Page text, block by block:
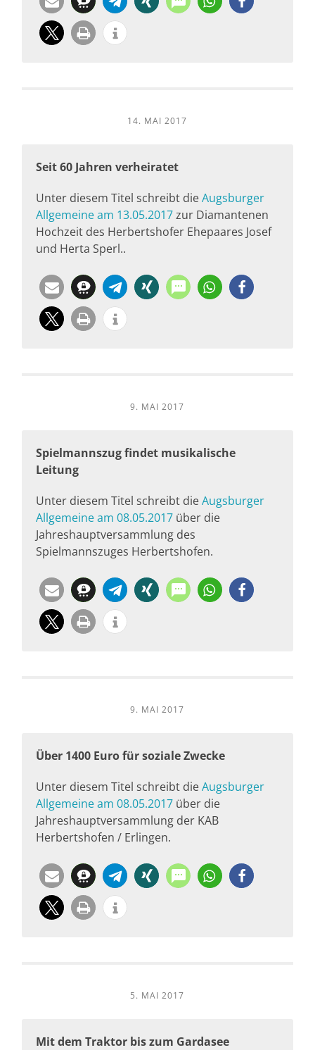
14. MAI 2017
Seit 60 Jahren verheiratet
Unter diesem Titel schreibt dieAugsburger
Allgemeine am 13.05.2017zur Diamantenen
Hochzeit des Herbertshofer Ehepaares Josef
und Herta Sperl..
9. MAI 2017
Spielmannszug findet musikalische
Leitung
Unter diesem Titel schreibt dieAugsburger
Allgemeine am 08.05.2017 über die
Jahreshauptversammlung des
Spielmannszuges Herbertshofen.
9. MAI 2017
Über 1400 Euro für soziale Zwecke
Unter diesem Titel schreibt dieAugsburger
Allgemeine am 08.05.2017 über die
Jahreshauptversammlung der KAB
Herbertshofen / Erlingen.
5. MAI 2017
Mit dem Traktor bis zum Gardasee